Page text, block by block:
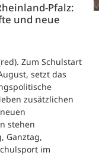
Pfalz:
und neue
Zum Schulstart
setzt das
zusätzlichen
stehen
Ganztag,
im